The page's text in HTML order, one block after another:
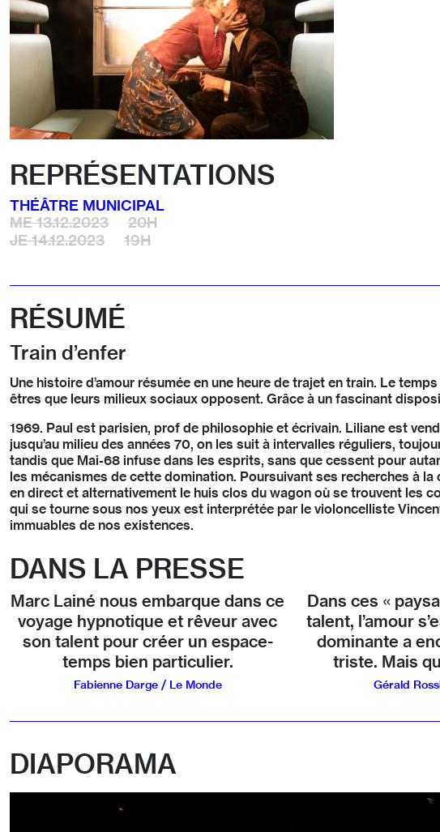
REPRÉSENTATIONS
THÉÂTRE MUNICIPAL
ME 13.12.2023
20H
JE 14.12.2023
19H
RÉSUMÉ
Train d’enfer
Une histoire d’amour résumée en une heure de trajet en train. Le
êtres que leurs milieux sociaux opposent. Grâce à un fascinant
1969. Paul est parisien, prof de philosophie et écrivain. Liliane est
jusqu’au milieu des années 70, on les suit à intervalles réguliers,
tandis que Mai-68 infuse dans les esprits, sans que cessent pour
les mécanismes de cette domination. Poursuivant ses recherches à
en direct et alternativement le huis clos du wagon où se trouvent les
qui se tourne sous nos yeux est interprétée par le violoncelliste
immuables de nos existences.
DANS LA PRESSE
Marc Lainé nous embarque dans ce
voyage hypnotique et rêveur avec
son talent pour créer un espace-
temps bien particulier.
Fabienne Darge / Le Monde
Dans ces «
talent, l’amour
dominante a
triste. Mais
Gérald
DIAPORAMA